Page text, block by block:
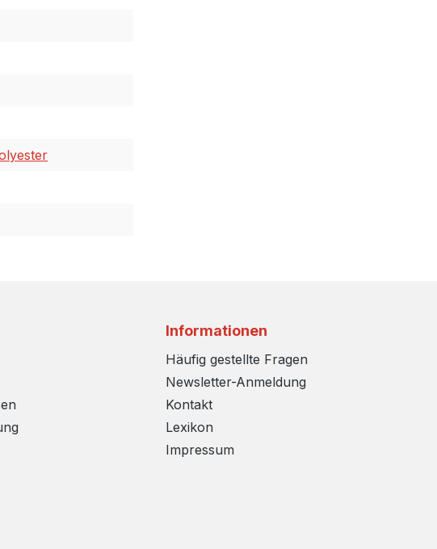
Informationen
Häufig gestellte Fragen
Newsletter-Anmeldung
Kontakt
Lexikon
Impressum